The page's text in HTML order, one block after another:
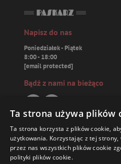
Napisz do nas
Poniedziałek - Piątek
8:00 - 18:00
[email protected]
Bądź z nami na bieżąco
Paskarz.pl
Zamówienia
Ta strona używa plików
Ta strona korzysta z plików cookie,
użytkowania. Korzystając z tej
przez nas wszystkich plików cookie
polityki plików cookie.